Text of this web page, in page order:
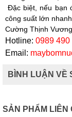
Đặc biệt, nếu bạn
công suất lớn
Cường Thịnh Vương
Hotline: 0989 490
Email:
BÌNH LUẬN VỀ
SẢN PHẨM LIÊN